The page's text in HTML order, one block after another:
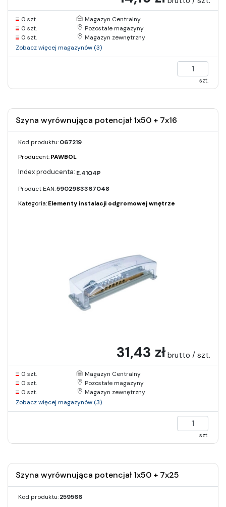
0 szt.
Magazyn Centralny
0 szt.
Pozostałe magazyny
0 szt.
Magazyn zewnętrzny
Zobacz więcej magazynów (3)
szt.
Szyna wyrównująca potencjał 1x50 + 7x16
Kod produktu:067219
Producent:PAWBOL
E.4104P
Product EAN:5902983367048
Kategoria:Elementy instalacji odgromowej wnętrze
31,43 zł brutto / szt.
0 szt.
Magazyn Centralny
0 szt.
Pozostałe magazyny
0 szt.
Magazyn zewnętrzny
Zobacz więcej magazynów (3)
szt.
Szyna wyrównująca potencjał 1x50 + 7x25
Kod produktu:259566